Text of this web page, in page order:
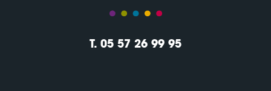
T. 05 57 26 99 95